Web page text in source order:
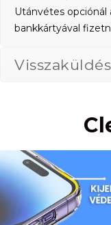
Utánvétes opciónál
bankkártyával